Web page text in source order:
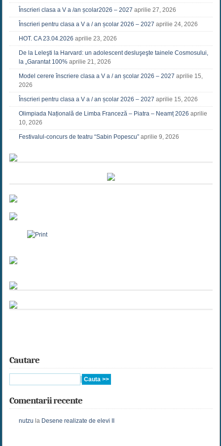
Înscrieri clasa a V a /an școlar2026 – 2027 aprilie 27, 2026
Înscrieri pentru clasa a V a / an școlar 2026 – 2027 aprilie 24, 2026
HOT. CA 23.04.2026 aprilie 23, 2026
De la Leleşti la Harvard: un adolescent desluşeşte tainele Cosmosului,
la „Garantat 100% aprilie 21, 2026
Model cerere înscriere clasa a V a / an școlar 2026 – 2027 aprilie 15,
2026
Înscrieri pentru clasa a V a / an școlar 2026 – 2027 aprilie 15, 2026
Olimpiada Națională de Limba Franceză – Piatra – Neamț 2026 aprilie
10, 2026
Festivalul-concurs de teatru “Sabin Popescu” aprilie 9, 2026
Cautare
Comentarii recente
nutzu la Desene realizate de elevi II